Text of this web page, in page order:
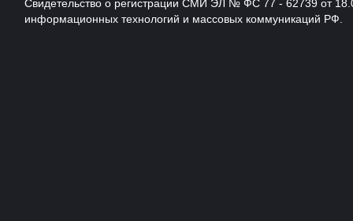
Свидетельство о регистрации СМИ ЭЛ № ФС 77 - 62739 от
информационных технологий и массовых коммуникаций РФ.